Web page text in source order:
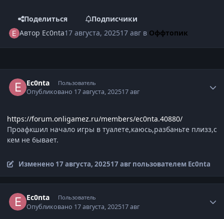
Поделиться
Подписчики
Автор Ec0nta17 августа, 202517 авг в Оффтопик
Ec0nta Пользователь
Опубликовано 17 августа, 202517 авг
https://forum.onligamez.ru/members/ec0nta.40880/
Проафкшил начало игры в туалете,каюсь,разбаньте плизз,с
кем не 6ывает.
Изменено 17 августа, 202517 авгпользователем Ec0nta
Ec0nta Пользователь
Опубликовано 17 августа, 202517 авг